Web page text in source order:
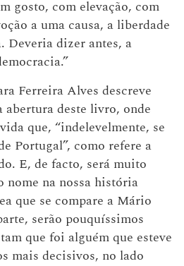
gosto, com elevação, com
a uma causa, a liberdade
Deveria dizer antes, a
Ferreira Alves descreve
abertura deste livro, onde
que, “indelevelmente, se
Portugal”, como refere a
E, de facto, será muito
na nossa história
que se compare a Mário
serão pouquíssimos
que foi alguém que esteve
mais decisivos, no lado